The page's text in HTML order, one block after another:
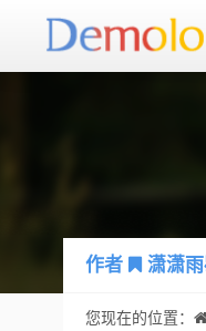
作者 潇潇
您现在的位置：